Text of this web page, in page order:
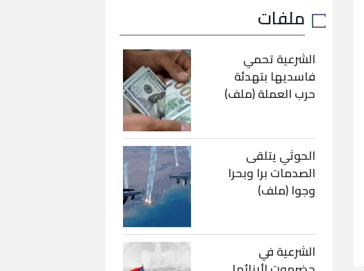
ملفات
الشرعية تحمي
فاسديها بتهدئة
حرب العملة (ملف)
الحوثي يتلقى
الصدمات برا وبحرا
وجوا (ملف)
الشرعية في